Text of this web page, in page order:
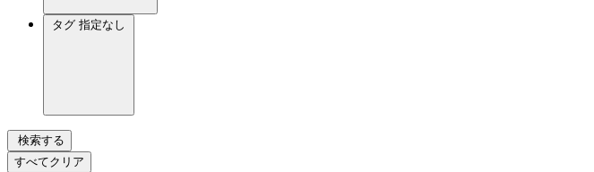
タグ 指定なし
検索する
すべてクリア